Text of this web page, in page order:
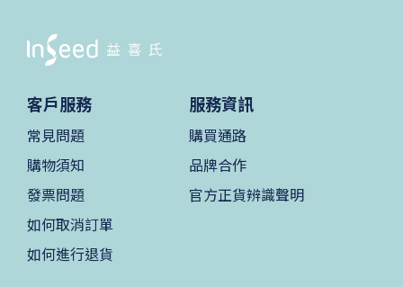
客戶服務
常見問題
購物須知
發票問題
如何取消訂單
如何進行退貨
服務資訊
購買通路
品牌合作
官方正貨辨識聲明